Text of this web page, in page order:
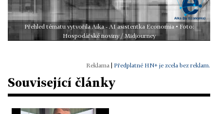
Přehled tématu vytvořila Aika - AI asistentka Economia • Foto:
Hospodářské noviny / Midjourney
Předplatné HN+ je zcela bez reklam.
Související články